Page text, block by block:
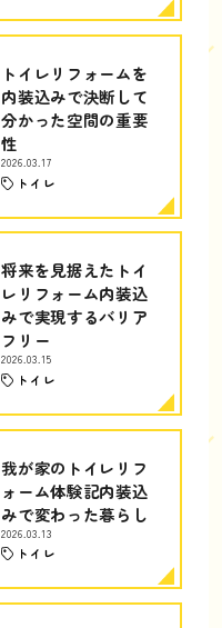
トイレリフォームを
内装込みで決断して
分かった空間の重要
性
2026.03.17
トイレ
将来を見据えたトイ
レリフォーム内装込
みで実現するバリア
フリー
2026.03.15
トイレ
我が家のトイレリフ
ォーム体験記内装込
みで変わった暮らし
2026.03.13
トイレ